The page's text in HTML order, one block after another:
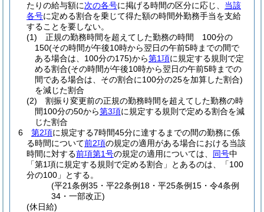
たりの給与額に次の各号に掲げる時間の区分に応じ、 当該
各号に定める割合を乗じて得た額の時間外勤務手当を支給
することを要しない。
(1)
正規の勤務時間を超えてした勤務の時間 100分の
150(その時間が午後10時から翌日の午前5時までの間で
ある場合は、100分の175)から第1項に規定する規則で定
める割合(その時間が午後10時から翌日の午前5時までの
間である場合は、その割合に100分の25を加算した割合)
を減じた割合
(2)
割振り変更前の正規の勤務時間を超えてした勤務の時
間100分の50から第3項に規定する規則で定める割合を減
じた割合
6
第2項に規定する7時間45分に達するまでの間の勤務に係
る時間について前2項の規定の適用がある場合における当該
時間に対する前項第1号の規定の適用については、 同号中
「第1項に規定する規則で定める割合」とあるのは、「100
分の100」とする。
(平21条例35・平22条例18・平25条例15・令4条例
34・一部改正)
(休日給)